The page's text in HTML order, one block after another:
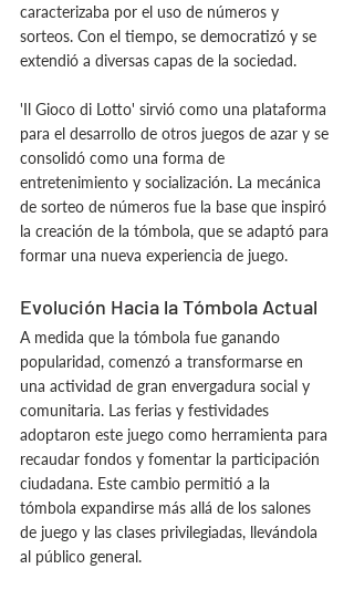
caracterizaba por el uso de números y
sorteos. Con el tiempo, se democratizó y se
extendió a diversas capas de la sociedad.
'Il Gioco di Lotto' sirvió como una plataforma
para el desarrollo de otros juegos de azar y se
consolidó como una forma de
entretenimiento y socialización. La mecánica
de sorteo de números fue la base que inspiró
la creación de la tómbola, que se adaptó para
formar una nueva experiencia de juego.
Evolución Hacia la Tómbola Actual
A medida que la tómbola fue ganando
popularidad, comenzó a transformarse en
una actividad de gran envergadura social y
comunitaria. Las ferias y festividades
adoptaron este juego como herramienta para
recaudar fondos y fomentar la participación
ciudadana. Este cambio permitió a la
tómbola expandirse más allá de los salones
de juego y las clases privilegiadas, llevándola
al público general.